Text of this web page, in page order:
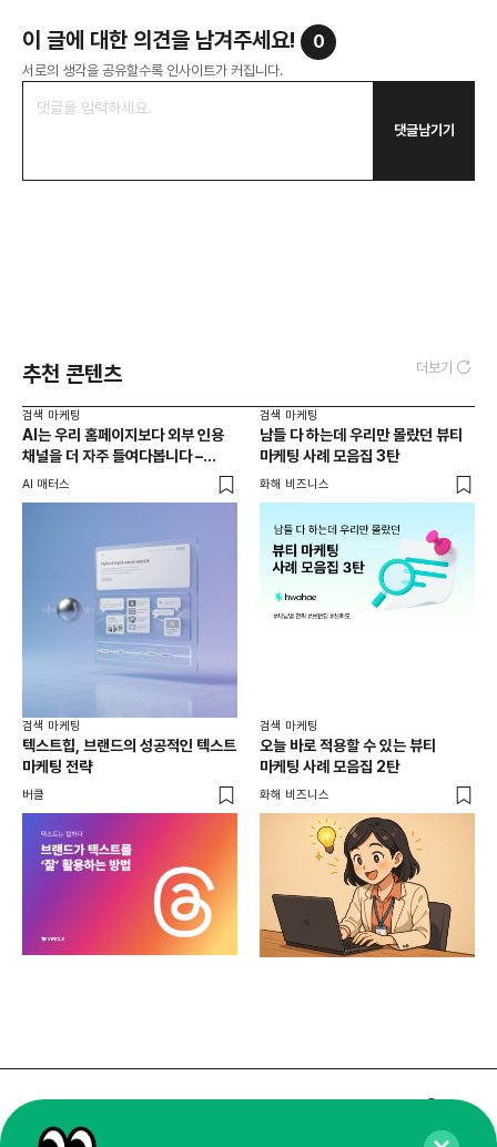
이 글에 대한 의견을 남겨주세요! 0
서로의 생각을 공유할수록 인사이트가 커집니다.
댓글남기기
추천 콘텐츠 더보기
검색 마케팅
AI는 우리 홈페이지보다 외부 인용
채널을 더 자주 들여다봅니다 –
두툼한 인용 레이어를 짜는 법
AI 매터스
검색 마케팅
남들 다 하는데 우리만 몰랐던 뷰티
마케팅 사례 모음집 3탄
화해 비즈니스
검색 마케팅
텍스트힙, 브랜드의 성공적인 텍스트
마케팅 전략
버클
검색 마케팅
오늘 바로 적용할 수 있는 뷰티
마케팅 사례 모음집 2탄
화해 비즈니스
매주 화요일 아침,